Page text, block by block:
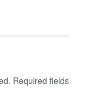
Required fields